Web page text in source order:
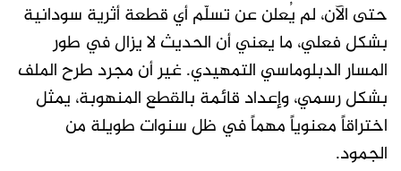
حتى الآن، لم يُعلن عن تسلّم أي قطعة أثرية سودانية
بشكل فعلي، ما يعني أن الحديث لا يزال في طور
المسار الدبلوماسي التمهيدي. غير أن مجرد طرح الملف
بشكل رسمي، وإعداد قائمة بالقطع المنهوبة، يمثل
اختراقاً معنوياً مهماً في ظل سنوات طويلة من
الجمود.